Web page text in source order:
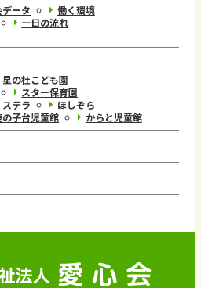
ータ
働く環境
一日の流れ
星の杜こども園
スター保育園
ステラ
ほしぞら
の子台児童館 からと児童館